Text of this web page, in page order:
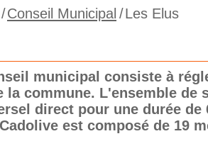
/Conseil Municipal /Les Elus
municipal consiste à
la commune. L'ensemble de
direct pour une durée de
est composé de 19